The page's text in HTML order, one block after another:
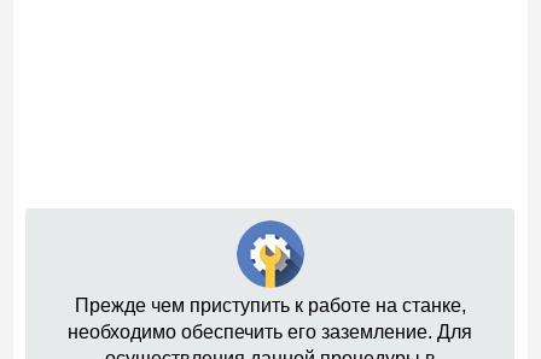
Прежде чем приступить к работе на станке,
необходимо обеспечить его заземление. Для